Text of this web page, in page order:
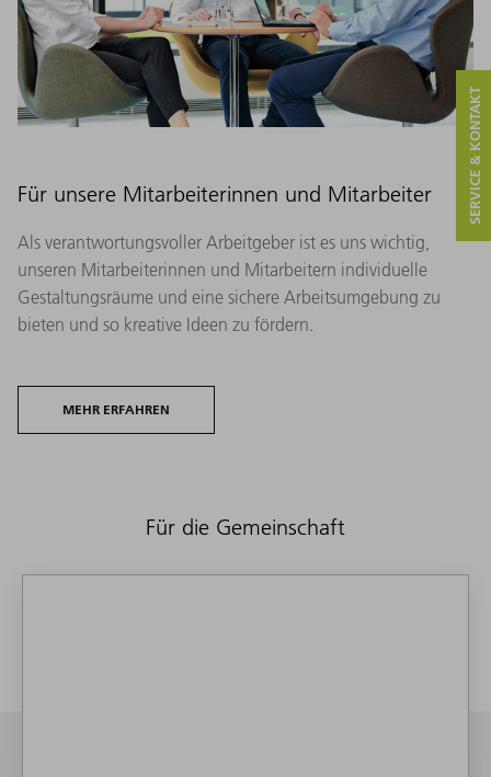
Für unsere Mitarbeiterinnen und Mitarbeiter
Als verantwortungsvoller Arbeitgeber ist es uns wichtig,
unseren Mitarbeiterinnen und Mitarbeitern individuelle
Gestaltungsräume und eine sichere Arbeitsumgebung zu
bieten und so kreative Ideen zu fördern.
MEHR ERFAHREN
Für die Gemeinschaft
SERVICE & KONTAKT